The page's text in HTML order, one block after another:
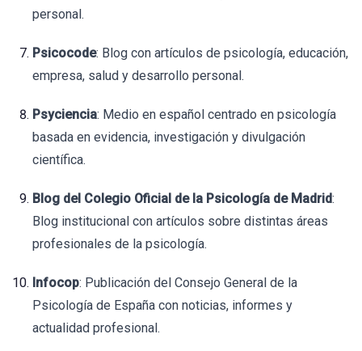
personal.
Psicocode: Blog con artículos de psicología, educación,
empresa, salud y desarrollo personal.
Psyciencia: Medio en español centrado en psicología
basada en evidencia, investigación y divulgación
científica.
Blog del Colegio Oficial de la Psicología de Madrid:
Blog institucional con artículos sobre distintas áreas
profesionales de la psicología.
Infocop: Publicación del Consejo General de la
Psicología de España con noticias, informes y
actualidad profesional.